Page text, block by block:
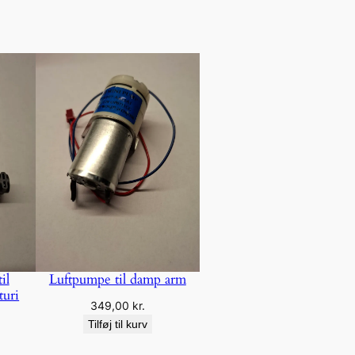
Luftpumpe til damp arm
349,00 kr.
Tilføj til kurv